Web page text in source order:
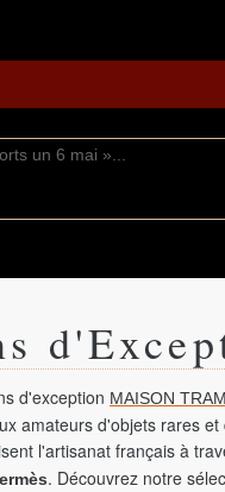
d'exception MAISON
amateurs d'objets rares
l'artisanat français à
. Découvrez notre